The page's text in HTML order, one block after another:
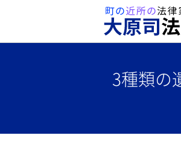
3種類の